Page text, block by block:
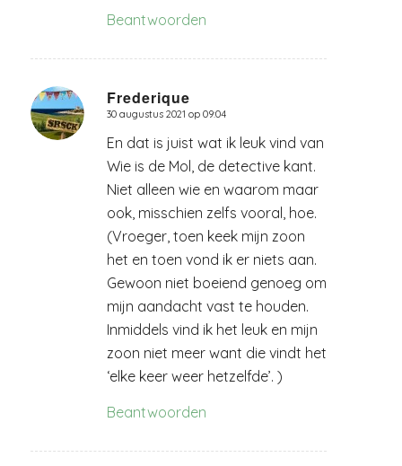
Beantwoorden
Frederique
zegt:
30 augustus 2021 op 09:04
En dat is juist wat ik leuk vind van
Wie is de Mol, de detective kant.
Niet alleen wie en waarom maar
ook, misschien zelfs vooral, hoe.
(Vroeger, toen keek mijn zoon
het en toen vond ik er niets aan.
Gewoon niet boeiend genoeg om
mijn aandacht vast te houden.
Inmiddels vind ik het leuk en mijn
zoon niet meer want die vindt het
‘elke keer weer hetzelfde’. )
Beantwoorden